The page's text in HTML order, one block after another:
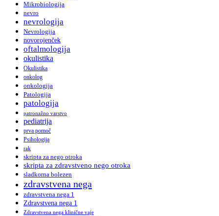
Mikrobiologija
nevro
nevrologija
Nevrologija
novorojenček
oftalmologija
okulistika
Okulistika
onkolog
onkologija
Patologija
patologija
patronažno varstvo
pediatrija
prva pomoč
Psihologija
rak
skripta za nego otroka
skripta za zdravstveno nego otroka
sladkorna bolezen
zdravstvena nega
zdravstvena nega 1
Zdravstvena nega 1
Zdravstvena nega klinične vaje